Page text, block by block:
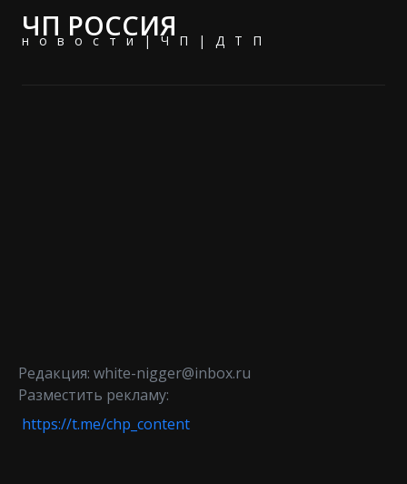
ЧП РОССИЯ
новости|ЧП|ДТП
Редакция: white-nigger@inbox.ru
Разместить рекламу:
https://t.me/chp_content